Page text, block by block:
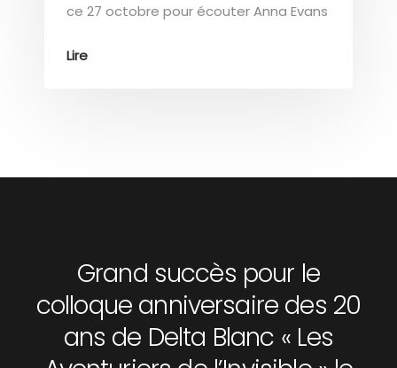
ce 27 octobre pour écouter Anna Evans
Lire
Grand succès pour le
colloque anniversaire des 20
ans de Delta Blanc « Les